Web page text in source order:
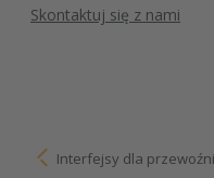
Skontaktuj się z nami
Interfejsy dla